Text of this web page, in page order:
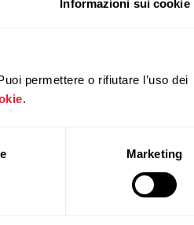
Informazioni sui cookie
permettere o rifiutare l’uso dei
.
Marketing